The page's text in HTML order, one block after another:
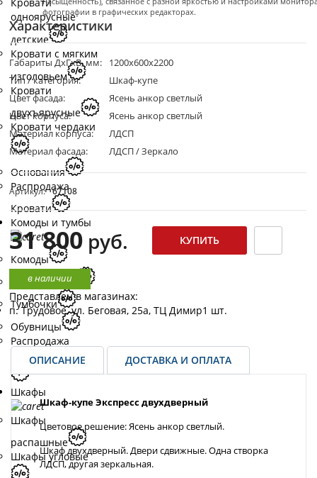
Кровати
одноярусные
детские
Кровати с мягким
изголовьем
Кровати
двухъярусные
Кровати чердаки
Основания
Распродажа
Кровати
Комоды и тумбы
Комоды
Тумбы для ТВ
Тумбочки
Обувницы
Распродажа
Комоды и тумбы
Шкафы
Шкафы
распашные
Шкафы угловые
фотографии в графических редакторах.
Характеристики
Габариты ДхГхВ, мм:
1200х600х2200
Тип / категория:
Шкаф-купе
Цвет фасада:
Ясень анкор светлый
Цвет корпуса:
Ясень анкор светлый
Материал корпуса:
ЛДСП
Материал фасада:
ЛДСП / Зеркало
Артикул: 67108
31 800 руб.
в наличии
Представлен в магазинах:
п. Трудовое, ул. Беговая, 25а, ТЦ Димир1 шт.
ОПИСАНИЕ ДОСТАВКА И ОПЛАТА
Шкаф-купе Экспресс двухдверный
Цветовое решение: Ясень анкор светлый.
Шкаф двухдверный. Двери сдвижные. Одна створка
ЛДСП, другая зеркальная.